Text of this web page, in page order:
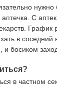
аптечка. С
График
в
и босиком
в частном